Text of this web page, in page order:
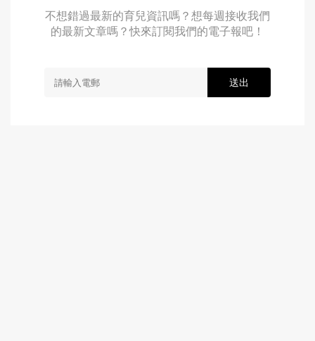
不想錯過最新的育兒資訊嗎？想每週接收我們
的最新文章嗎？快來訂閱我們的電子報吧！
送出